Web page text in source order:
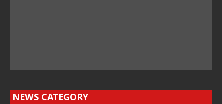
NEWS CATEGORY